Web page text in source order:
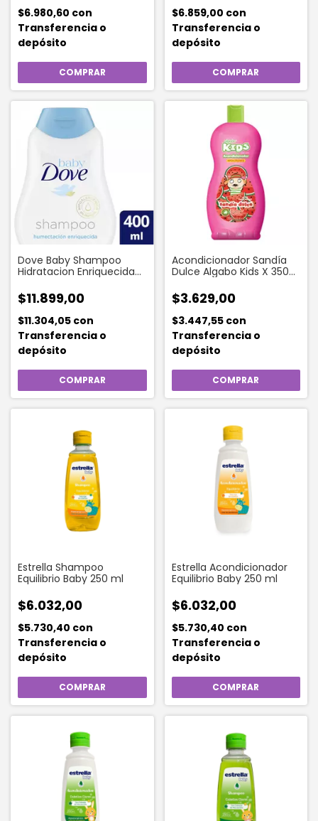
$6.980,60 con
Transferencia o
depósito
$6.859,00 con
Transferencia o
depósito
Dove Baby Shampoo
Hidratacion Enriquecida
$11.899,00
$11.304,05 con
Transferencia o
depósito
Acondicionador Sandía
Dulce Algabo Kids X 350
$3.629,00
$3.447,55 con
Transferencia o
depósito
Estrella Shampoo
Equilibrio Baby 250 ml
$6.032,00
$5.730,40 con
Transferencia o
depósito
Estrella Acondicionador
Equilibrio Baby 250 ml
$6.032,00
$5.730,40 con
Transferencia o
depósito